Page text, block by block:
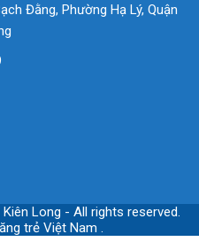
Đằng, Phường Hạ Lý, Quận
Long - All rights reserved.
trẻ Việt Nam .